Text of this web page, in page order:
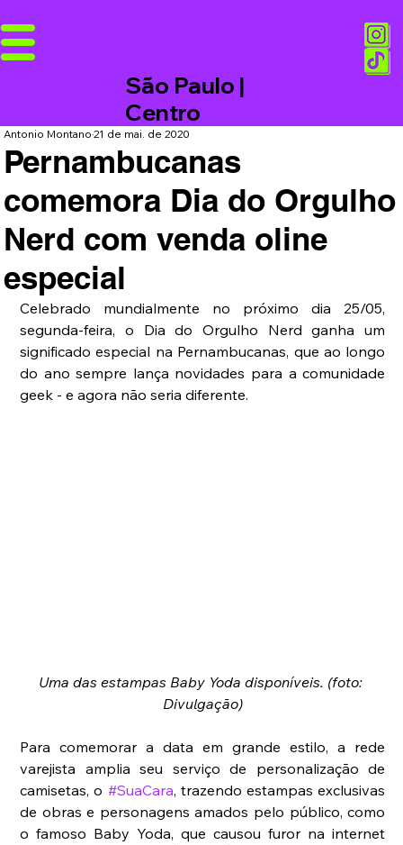
São Paulo |
Centro
Pernambucanas
comemora Dia do Orgulho
Nerd com venda oline
especial
Antonio Montano21 de mai. de 2020
Celebrado mundialmente no próximo dia 25/05,
segunda-feira, o Dia do Orgulho Nerd ganha um
significado especial na Pernambucanas, que ao longo
do ano sempre lança novidades para a comunidade
geek - e agora não seria diferente.
Uma das estampas Baby Yoda disponíveis. (foto:
Divulgação)
Para comemorar a data em grande estilo, a rede
varejista amplia seu serviço de personalização de
camisetas, o #SuaCara, trazendo estampas exclusivas
de obras e personagens amados pelo público, como
o famoso Baby Yoda, que causou furor na internet